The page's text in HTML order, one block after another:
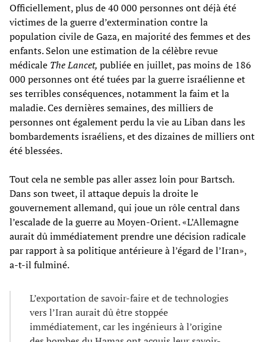
Officiellement, plus de 40 000 personnes ont déjà été
victimes de la guerre d’extermination contre la
population civile de Gaza, en majorité des femmes et des
enfants. Selon une estimation de la célèbre revue
médicale The Lancet, publiée en juillet, pas moins de 186
000 personnes ont été tuées par la guerre israélienne et
ses terribles conséquences, notamment la faim et la
maladie. Ces dernières semaines, des milliers de
personnes ont également perdu la vie au Liban dans les
bombardements israéliens, et des dizaines de milliers ont
été blessées.
Tout cela ne semble pas aller assez loin pour Bartsch.
Dans son tweet, il attaque depuis la droite le
gouvernement allemand, qui joue un rôle central dans
l’escalade de la guerre au Moyen-Orient. «L’Allemagne
aurait dû immédiatement prendre une décision radicale
par rapport à sa politique antérieure à l’égard de l’Iran»,
a-t-il fulminé.
L’exportation de savoir-faire et de technologies
vers l’Iran aurait dû être stoppée
immédiatement, car les ingénieurs à l’origine